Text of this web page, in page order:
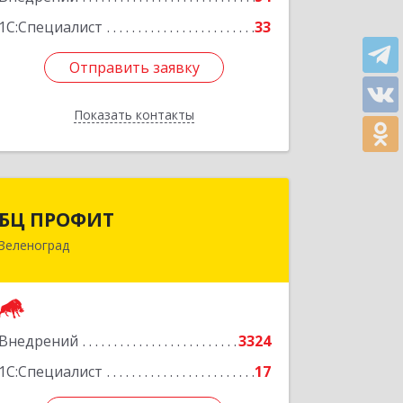
1С:Специалист
33
Отправить заявку
Показать контакты
Отправить заявку
Назад
БЦ ПРОФИТ
Внедрений
3324
1С:Специалист
17
124482, Москва г, Зеленоград г,